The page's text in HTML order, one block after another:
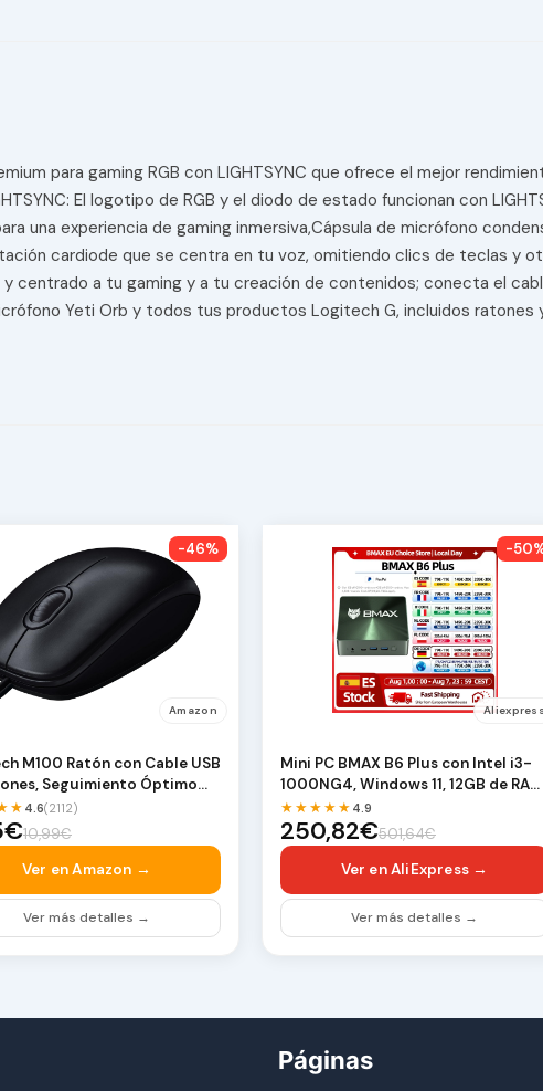
para gaming RGB con LIGHTSYNC que ofrece el mejor
El logotipo de RGB y el diodo de estado funcionan con
una experiencia de gaming inmersiva,Cápsula de micrófono
cardiode que se centra en tu voz, omitiendo clics de teclas y
centrado a tu gaming y a tu creación de contenidos; conecta el
Yeti Orb y todos tus productos Logitech G, incluidos ratones
-46%
Amazon
M100 Ratón con Cable USB
Seguimiento Óptimo
Amb…
4.6(2112)
10,99€
Ver en Amazon →
Ver más detalles →
-
Aliexpress
Mini PC BMAX B6 Plus con Intel i3-
1000NG4, Windows 11, 12GB de RAM,
512GB SSD, …
★★★★★ 4.9
250,82€501,64€
Ver en AliExpress →
Ver más detalles →
Páginas